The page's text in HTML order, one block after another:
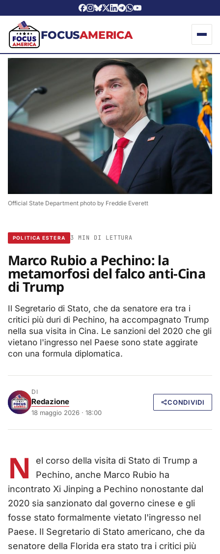
FOCUSAMERICA
Official State Department photo by Freddie Everett
POLITICA ESTERA 3 MIN DI LETTURA
Marco Rubio a Pechino: la
metamorfosi del falco anti-Cina
di Trump
Il Segretario di Stato, che da senatore era tra i
critici più duri di Pechino, ha accompagnato Trump
nella sua visita in Cina. Le sanzioni del 2020 che gli
vietano l'ingresso nel Paese sono state aggirate
con una formula diplomatica.
DI
Redazione
18 maggio 2026 · 18:00
CONDIVIDI
N
el corso della visita di Stato di Trump a
Pechino, anche Marco Rubio ha
incontrato Xi Jinping a Pechino nonostante dal
2020 sia sanzionato dal governo cinese e gli
fosse stato formalmente vietato l'ingresso nel
Paese. Il Segretario di Stato americano, che da
senatore della Florida era stato tra i critici più